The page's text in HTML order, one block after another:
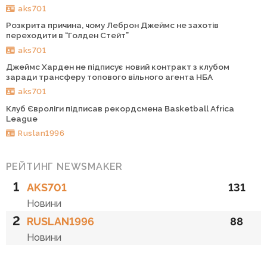
aks701
Розкрита причина, чому Леброн Джеймс не захотів
переходити в “Голден Стейт”
aks701
Джеймс Харден не підписує новий контракт з клубом
заради трансферу топового вільного агента НБА
aks701
Клуб Євроліги підписав рекордсмена Basketball Africa
League
Ruslan1996
РЕЙТИНГ NEWSMAKER
1 AKS701
Новини
131
2 RUSLAN1996
Новини
88